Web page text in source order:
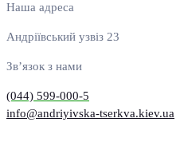
Наша адреса
Андріївський узвіз 23
Зв’язок з нами
(044) 599-000-5
info@andriyivska-tserkva.kiev.ua